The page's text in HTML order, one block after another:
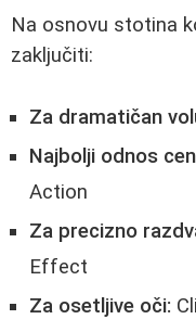
Na osnovu stotina
zaključiti:
Za dramatičan
Najbolji odnos
Action
Za precizno
Effect
Za osetljive oči: